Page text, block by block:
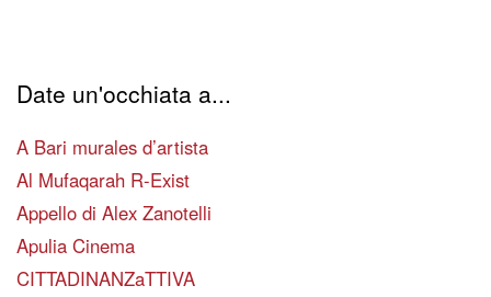
Date un'occhiata a...
A Bari murales d’artista
Al Mufaqarah R-Exist
Appello di Alex Zanotelli
Apulia Cinema
CITTADINANZaTTIVA